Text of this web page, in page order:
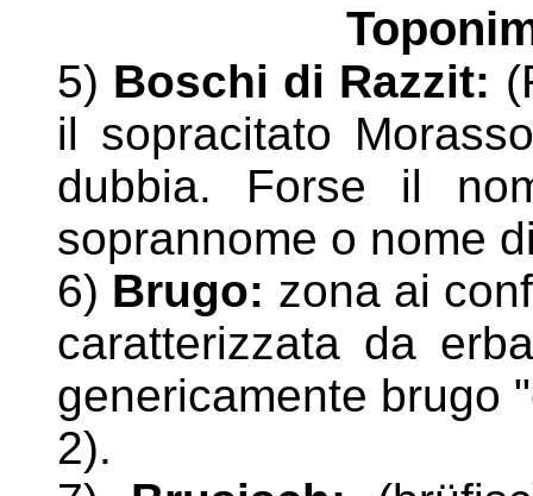
5) Boschi di Razzit:
il sopracitato
dubbia. Forse il
soprannome o nome
6) Brugo: zona ai
caratterizzata da
genericamente brugo
2).